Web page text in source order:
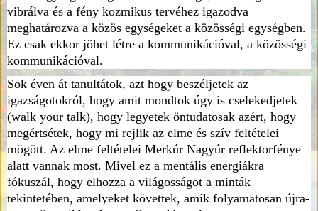
vibrálva és a fény kozmikus tervéhez igazodva
meghatározva a közös egységeket a közösségi egységben.
Ez csak ekkor jöhet létre a kommunikációval, a közösségi
kommunikációval.
Sok éven át tanultátok, azt hogy beszéljetek az
igazságotokról, hogy amit mondtok úgy is cselekedjetek
(walk your talk), hogy legyetek öntudatosak azért, hogy
megértsétek, hogy mi rejlik az elme és szív feltételei
mögött. Az elme feltételei Merkúr Nagyúr reflektorfénye
alatt vannak most. Mivel ez a mentális energiákra
fókuszál, hogy elhozza a világosságot a minták
tekintetében, amelyeket követtek, amik folyamatosan újra-